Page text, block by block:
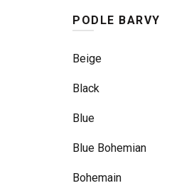
PODLE BARVY
Beige
Black
Blue
Blue Bohemian
Bohemain